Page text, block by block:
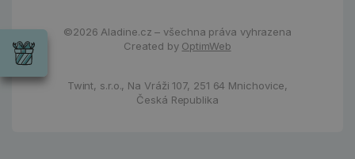
©2026 Aladine.cz – všechna práva vyhrazena
Created by OptimWeb
Twint, s.r.o., Na Vráži 107, 251 64 Mnichovice,
Česká Republika
Wrendale
příležitost
Chci si vybrat